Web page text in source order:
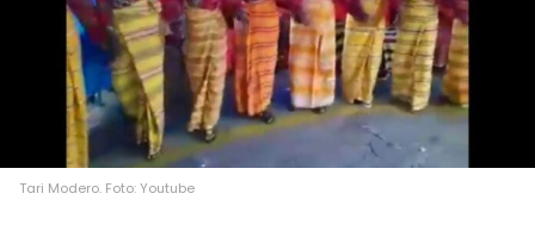
Tari Modero. Foto: Youtube